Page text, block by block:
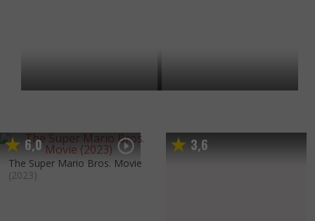
6,0
The Super Mario Bros. Movie
(2023)
3,6